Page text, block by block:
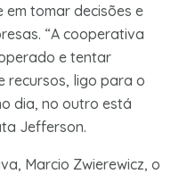
tomar decisões e
“A cooperativa
e tentar
recursos, ligo para o
dia, no outro está
Jefferson.
Marcio Zwierewicz, o